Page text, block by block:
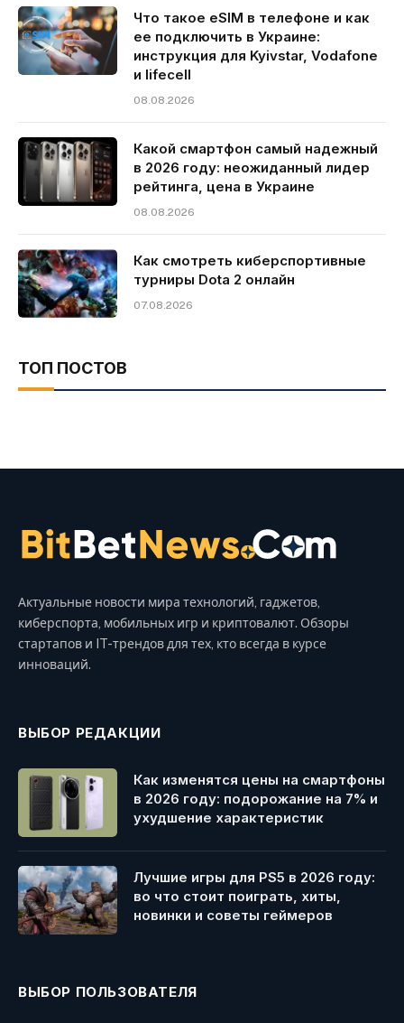
Что такое eSIM в телефоне и как
ее подключить в Украине:
инструкция для Kyivstar, Vodafone
и lifecell
08.08.2026
Какой смартфон самый надежный
в 2026 году: неожиданный лидер
рейтинга, цена в Украине
08.08.2026
Как смотреть киберспортивные
турниры Dota 2 онлайн
07.08.2026
ТОП ПОСТОВ
Актуальные новости мира технологий, гаджетов,
киберспорта, мобильных игр и криптовалют. Обзоры
стартапов и IT-трендов для тех, кто всегда в курсе
инноваций.
ВЫБОР РЕДАКЦИИ
Как изменятся цены на смартфоны
в 2026 году: подорожание на 7% и
ухудшение характеристик
Лучшие игры для PS5 в 2026 году:
во что стоит поиграть, хиты,
новинки и советы геймеров
ВЫБОР ПОЛЬЗОВАТЕЛЯ